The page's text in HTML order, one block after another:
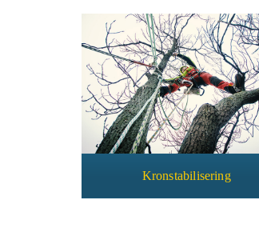
Kronstabilisering